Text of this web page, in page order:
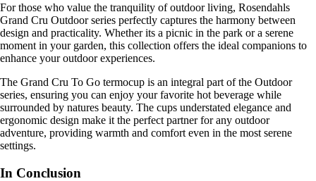
For those who value the tranquility of outdoor living, Rosendahls
Grand Cru Outdoor series perfectly captures the harmony between
design and practicality. Whether its a picnic in the park or a serene
moment in your garden, this collection offers the ideal companions to
enhance your outdoor experiences.
The Grand Cru To Go termocup is an integral part of the Outdoor
series, ensuring you can enjoy your favorite hot beverage while
surrounded by natures beauty. The cups understated elegance and
ergonomic design make it the perfect partner for any outdoor
adventure, providing warmth and comfort even in the most serene
settings.
In Conclusion